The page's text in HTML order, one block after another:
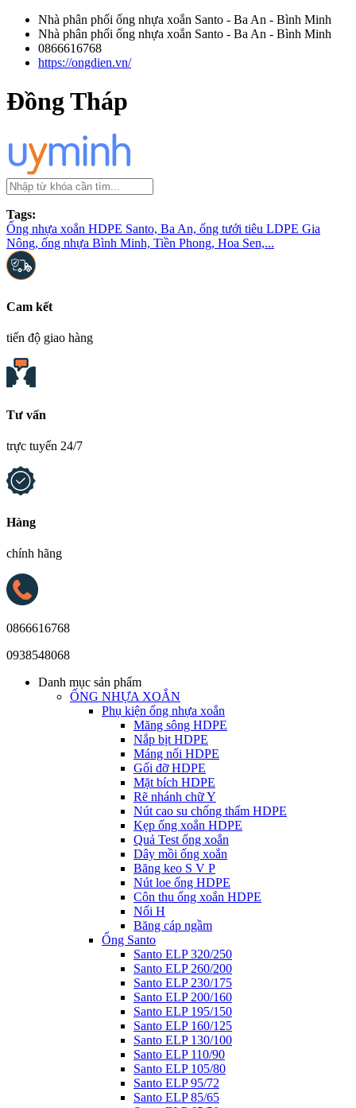
Nhà phân phối ống nhựa xoắn Santo - Ba An - Bình Minh
Nhà phân phối ống nhựa xoắn Santo - Ba An - Bình Minh
0866616768
https://ongdien.vn/
Đồng Tháp
Tags:
Ống nhựa xoắn HDPE Santo, Ba An, ống tưới tiêu LDPE Gia
Nông, ống nhựa Bình Minh, Tiền Phong, Hoa Sen,...
Cam kết
tiến độ giao hàng
Tư vấn
trực tuyến 24/7
Hàng
chính hãng
0866616768
0938548068
Danh mục sản phẩm
ỐNG NHỰA XOẮN
Phụ kiện ống nhựa xoắn
Măng sông HDPE
Nắp bịt HDPE
Máng nối HDPE
Gối đỡ HDPE
Mặt bích HDPE
Rẽ nhánh chữ Y
Nút cao su chống thấm HDPE
Kẹp ống xoắn HDPE
Quả Test ống xoắn
Dây mồi ống xoắn
Băng keo S V P
Nút loe ống HDPE
Côn thu ống xoắn HDPE
Nối H
Băng cáp ngầm
Ống Santo
Santo ELP 320/250
Santo ELP 260/200
Santo ELP 230/175
Santo ELP 200/160
Santo ELP 195/150
Santo ELP 160/125
Santo ELP 130/100
Santo ELP 110/90
Santo ELP 105/80
Santo ELP 95/72
Santo ELP 85/65